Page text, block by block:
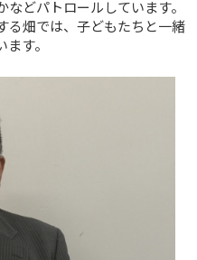
どパトロールしています。
る畑では、子どもたちと一緒
す。